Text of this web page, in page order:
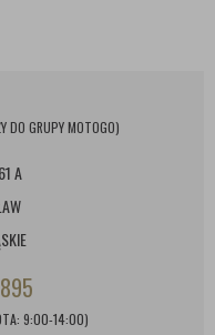
DO GRUPY MOTOGO)
A
9:00-14:00)